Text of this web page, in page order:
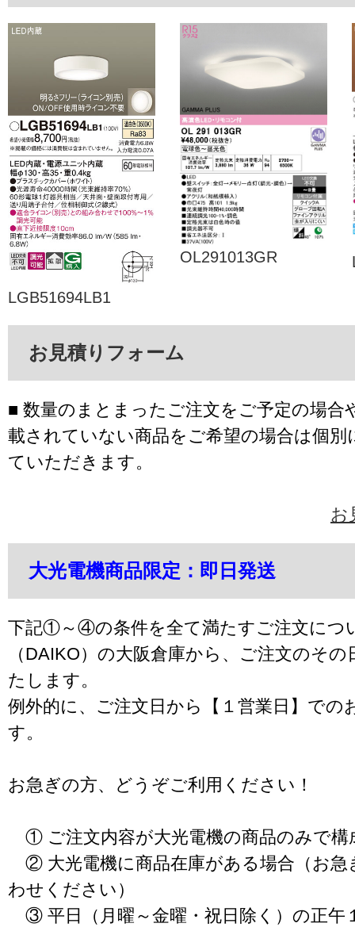
LGB51694LB1
OL291013GR
お見積りフォーム
■ 数量のまとまったご注文をご予定の場合
載されていない商品をご希望の場合は個別
ていただきます。
お
大光電機商品限定：即日発送
下記①～④の条件を全て満たすご注文につ
（DAIKO）の大阪倉庫から、ご注文のそ
たします。
例外的に、ご注文日から【１営業日】での
す。
お急ぎの方、どうぞご利用ください！
① ご注文内容が大光電機の商品のみで構
② 大光電機に商品在庫がある場合（お急
わせください）
③ 平日（月曜～金曜・祝日除く）の正午